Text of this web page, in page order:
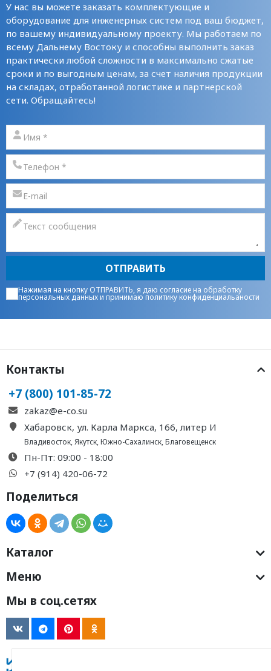
У нас вы можете заказать комплектующие и
оборудование для инженерных систем под ваш бюджет,
по вашему индивидуальному проекту. Мы работаем по
всему Дальнему Востоку и способны выполнить заказ
практически любой сложности в максимально сжатые
сроки и по выгодным ценам, за счет наличия продукции
на складах, отработанной логистике и партнерской
сети. Обращайтесь!
ОТПРАВИТЬ
Нажимая на кнопку ОТПРАВИТЬ, я даю согласие на обработку
персональных данныхи принимаюполитику конфиденциальаности
Контакты
+7 (800) 101-85-72
zakaz@e-co.su
Хабаровск, ул. Карла Маркса, 166, литер И
Владивосток,Якутск,Южно-Сахалинск,Благовещенск
Пн-Пт: 09:00 - 18:00
+7 (914) 420-06-72
Поделиться
Каталог
Меню
Мы в соц.сетях